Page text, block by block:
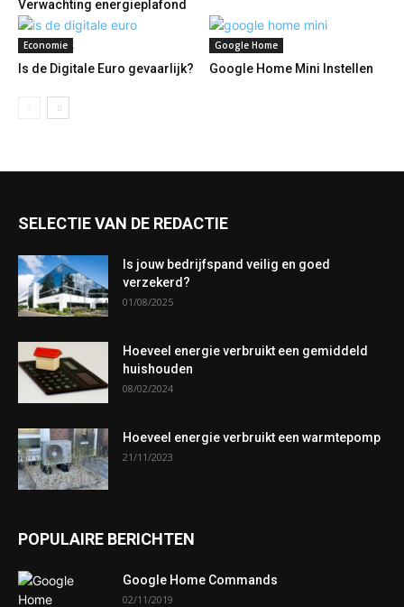
Verwachting energieplafond
Economie
Is de Digitale Euro gevaarlijk?
Google Home
Google Home Mini Instellen
SELECTIE VAN DE REDACTIE
Is jouw bedrijfspand veilig en goed
verzekerd?
01/08/2025
Hoeveel energie verbruikt een gemiddeld
huishouden
08/02/2024
Hoeveel energie verbruikt een warmtepomp
21/11/2023
POPULAIRE BERICHTEN
Google Home Commands
02/11/2019